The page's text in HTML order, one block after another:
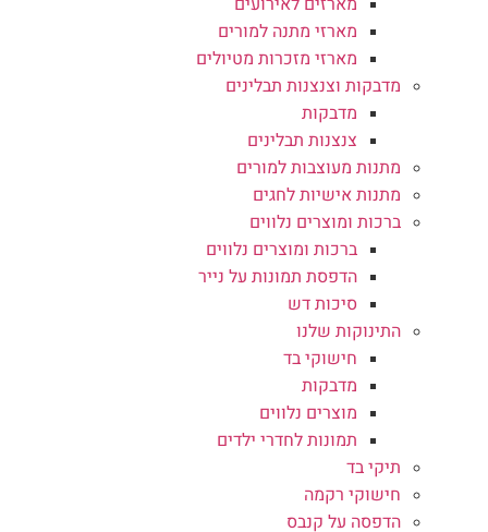
מארזי מתנה למורים
מארזי מזכרות מטיולים
מדבקות וצנצנות תבלינים
מדבקות
צנצנות תבלינים
מתנות מעוצבות למורים
מתנות אישיות לחגים
ברכות ומוצרים נלווים
ברכות ומוצרים נלווים
הדפסת תמונות על נייר
סיכות דש
התינוקות שלנו
חישוקי בד
מדבקות
מוצרים נלווים
תמונות לחדרי ילדים
תיקי בד
חישוקי רקמה
הדפסה על קנבס